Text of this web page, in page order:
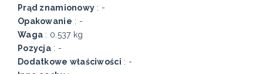
Prąd znamionowy : -
Opakowanie : -
Waga : 0.537 kg
Pozycja: -
Dodatkowe właściwości : -